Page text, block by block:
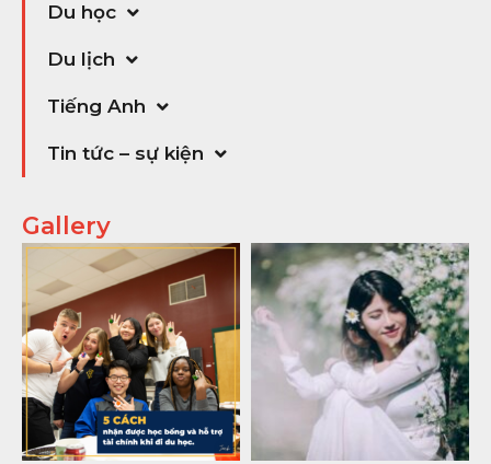
Du học
Du lịch
Tiếng Anh
Tin tức – sự kiện
Gallery